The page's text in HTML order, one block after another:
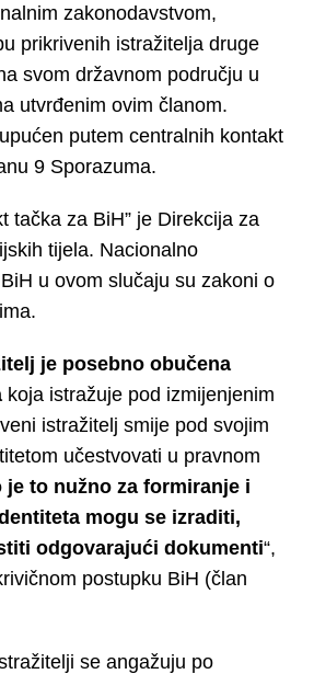
zakonodavstvom,
prikrivenih istražitelja druge
svom državnom području u
utvrđenim ovim članom.
putem centralnih kontakt
9 Sporazuma.
tačka za BiH” je Direkcija za
tijela. Nacionalno
u ovom slučaju su zakoni o
je posebno obučena
koja istražuje pod izmijenjenim
istražitelj smije pod svojim
učestvovati u pravnom
je to nužno za formiranje i
mogu se izraditi,
odgovarajući dokumenti“,
postupku BiH (član
se angažuju po